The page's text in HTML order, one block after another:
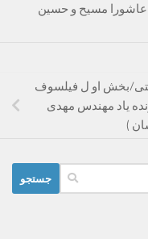
مسیح و حسین
بخش او ل فیلسوف
یاد مهندس مهدی
)